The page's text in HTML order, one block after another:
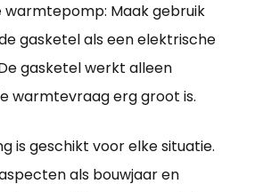
warmtepomp: Maak gebruik
gasketel als een elektrische
gasketel werkt alleen
warmtevraag erg groot is.
is geschikt voor elke situatie.
als bouwjaar en